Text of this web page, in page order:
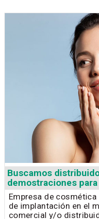
Buscamos
demostraciones
Empresa de
de implantación en el
comercial y/o